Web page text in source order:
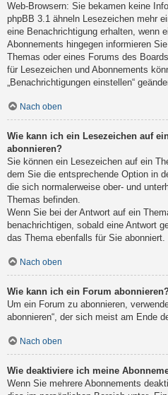
Web-Browsern: Sie bekamen keine
phpBB 3.1 ähneln Lesezeichen mehr
eine Benachrichtigung erhalten, wenn
Abonnements hingegen informieren
Themas oder eines Forums des
für Lesezeichen und Abonnements
„Benachrichtigungen einstellen“
Nach oben
Wie kann ich ein Lesezeichen auf
abonnieren?
Sie können ein Lesezeichen auf ein
dem Sie die entsprechende Option in
die sich normalerweise ober- und
Themas befinden.
Wenn Sie bei der Antwort auf ein
benachrichtigen, sobald eine Antwort
das Thema ebenfalls für Sie abonniert.
Nach oben
Wie kann ich ein Forum
Um ein Forum zu abonnieren,
abonnieren“, der sich meist am Ende
Nach oben
Wie deaktiviere ich meine
Wenn Sie mehrere Abonnements